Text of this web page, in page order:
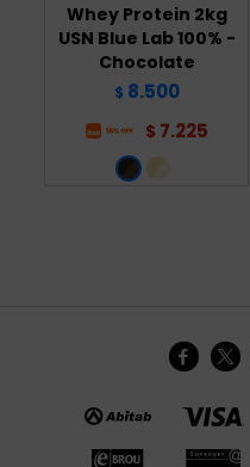
Whey Protein 2kg
USN Blue Lab 100% -
Chocolate
$ 8.500
$ 7.225
 